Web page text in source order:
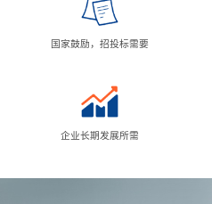
国家鼓励，招投标需要
企业长期发展所需